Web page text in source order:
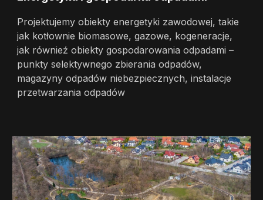
Projektujemy obiekty energetyki zawodowej, takie
jak kotłownie biomasowe, gazowe, kogeneracje,
jak równieź obiekty gospodarowania odpadami –
punkty selektywnego zbierania odpadów,
magazyny odpadów niebezpiecznych, instalacje
przetwarzania odpadów